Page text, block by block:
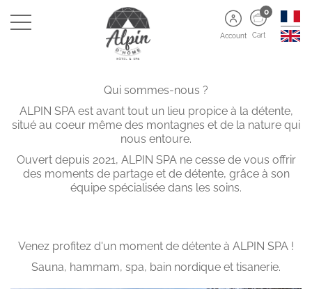
Account
0
Cart
Qui sommes-nous ?
ALPIN SPA est avant tout un lieu propice à la détente,
situé au coeur même des montagnes et de la nature qui
nous entoure.
Ouvert depuis 2021, ALPIN SPA ne cesse de vous offrir
des moments de partage et de détente, grâce à son
équipe spécialisée dans les soins.
Venez profitez d'un moment de détente à ALPIN SPA !
Sauna, hammam, spa, bain nordique et tisanerie.